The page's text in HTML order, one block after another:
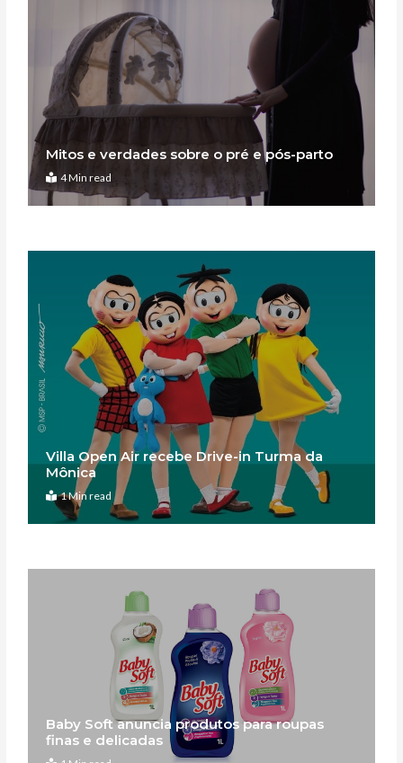
Mitos e verdades sobre o pré e pós-parto
4 Min read
Villa Open Air recebe Drive-in Turma da
Mônica
1 Min read
Baby Soft anuncia produtos para roupas
finas e delicadas